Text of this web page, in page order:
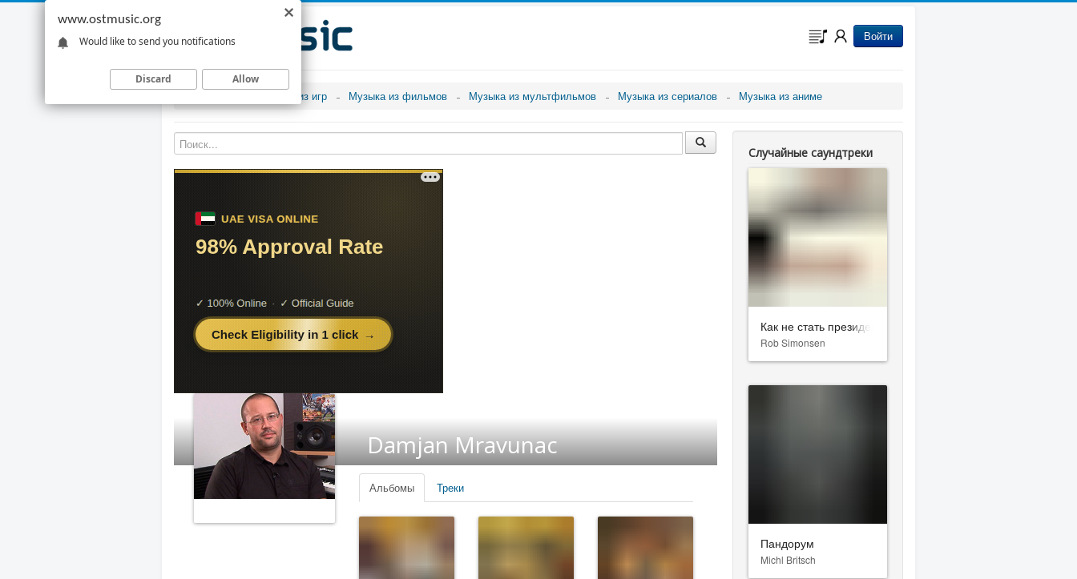
Войти
Музыка из игр Музыка из фильмов Музыка из мультфильмов Музыка из сериалов Музыка из аниме
Damjan Mravunac
Альбомы Треки
Случайные саундтреки
Как не стать президентом
Rob Simonsen
Пандорум
Michl Britsch
www.ostmusic.org
Would like to send you notifications
Discard Allow